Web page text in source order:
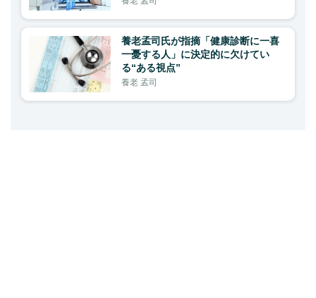
養老孟司氏が指摘「健康診断に一喜
一憂する人」に決定的に欠けてい
る“ある視点”
養老 孟司